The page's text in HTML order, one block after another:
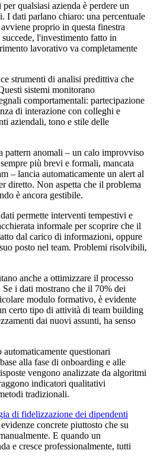
qualsiasi azienda è perdere un
I dati parlano chiaro: una percentuale
proprio in questa finestra
l'investimento fatto in
lavorativo va completamente
strumenti di analisi predittiva che
sistemi monitorano
comportamentali: partecipazione
di interazione con colleghi e
aziendali, tono e stile delle
anomali – un calo improvviso
più brevi e formali, mancata
– lancia automaticamente un alert al
diretto. Non aspetta che il problema
è ancora gestibile.
permette interventi tempestivi e
informale per scoprire che il
dal carico di informazioni, oppure
posto nel team. Problemi risolvibili,
anche a ottimizzare il processo
i dati mostrano che il 70% dei
modulo formativo, è evidente
certo tipo di attività di team building
dai nuovi assunti, ha senso
questionari
alla fase di onboarding e alle
vengono analizzate da algoritmi
indicatori qualitativi
tradizionali.
di fidelizzazione dei dipendenti
concrete piuttosto che su
E quando un
e cresce professionalmente, tutti